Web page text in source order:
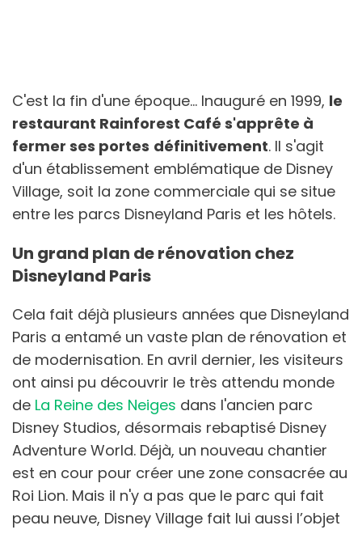
C'est la fin d'une époque... Inauguré en 1999, le
restaurant Rainforest Café s'apprête à
fermer ses portes définitivement. Il s'agit
d'un établissement emblématique de Disney
Village, soit la zone commerciale qui se situe
entre les parcs Disneyland Paris et les hôtels.
Un grand plan de rénovation chez
Disneyland Paris
Cela fait déjà plusieurs années que Disneyland
Paris a entamé un vaste plan de rénovation et
de modernisation. En avril dernier, les visiteurs
ont ainsi pu découvrir le très attendu monde
de La Reine des Neiges dans l'ancien parc
Disney Studios, désormais rebaptisé Disney
Adventure World. Déjà, un nouveau chantier
est en cour pour créer une zone consacrée au
Roi Lion. Mais il n'y a pas que le parc qui fait
peau neuve, Disney Village fait lui aussi l’objet